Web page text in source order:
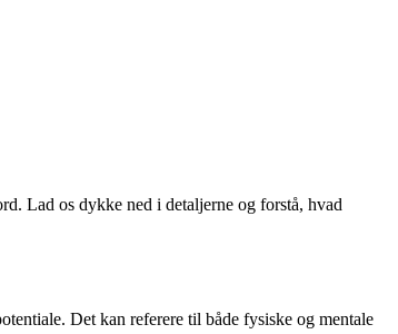
Lad os dykke ned i detaljerne og forstå, hvad
Det kan referere til både fysiske og mentale